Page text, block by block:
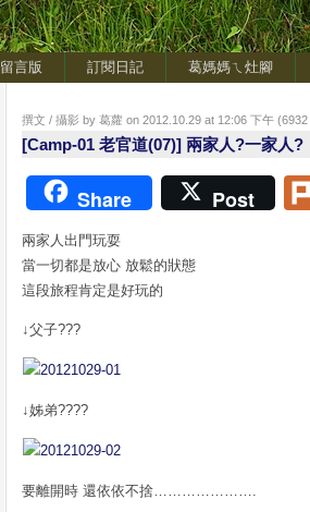
留言版 訂閱日記 葛媽媽ㄟ灶腳
撰文 / 攝影 by 葛蘿 on 2012.10.29 at 12:06 下午 (6932
[Camp-01 老官道(07)] 兩家人?一家人?
Share Post
兩家人出門玩耍
當一切都是放心 放鬆的狀態
這段旅程肯定是好玩的
↓父子???
↓姊弟????
要離開時 還依依不捨………………….